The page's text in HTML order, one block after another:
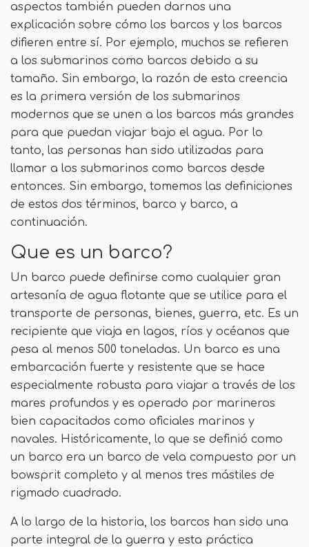
aspectos también pueden darnos una
explicación sobre cómo los barcos y los barcos
difieren entre sí. Por ejemplo, muchos se refieren
a los submarinos como barcos debido a su
tamaño. Sin embargo, la razón de esta creencia
es la primera versión de los submarinos
modernos que se unen a los barcos más grandes
para que puedan viajar bajo el agua. Por lo
tanto, las personas han sido utilizadas para
llamar a los submarinos como barcos desde
entonces. Sin embargo, tomemos las definiciones
de estos dos términos, barco y barco, a
continuación.
Que es un barco?
Un barco puede definirse como cualquier gran
artesanía de agua flotante que se utilice para el
transporte de personas, bienes, guerra, etc. Es un
recipiente que viaja en lagos, ríos y océanos que
pesa al menos 500 toneladas. Un barco es una
embarcación fuerte y resistente que se hace
especialmente robusta para viajar a través de los
mares profundos y es operado por marineros
bien capacitados como oficiales marinos y
navales. Históricamente, lo que se definió como
un barco era un barco de vela compuesto por un
bowsprit completo y al menos tres mástiles de
rigmado cuadrado.
A lo largo de la historia, los barcos han sido una
parte integral de la guerra y esta práctica